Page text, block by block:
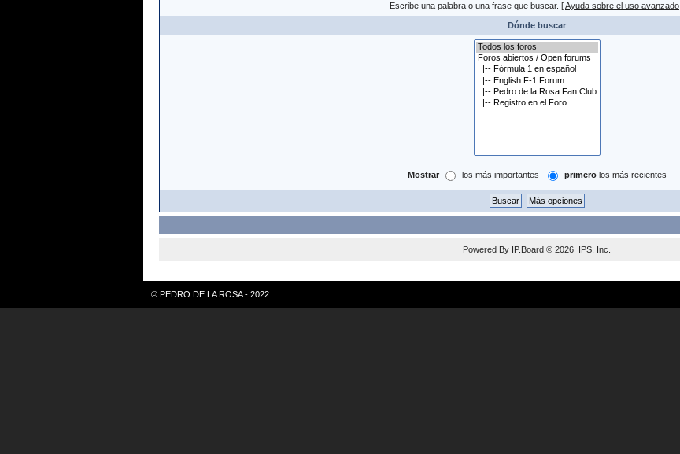
Escribe una palabra o una frase que buscar. [Ayuda sobre el uso avanzado
Dónde buscar
Mostrar los más importantes primerolos más recientes
Powered By IP.Board © 2026 IPS, Inc
© PEDRO DE LA ROSA - 2022